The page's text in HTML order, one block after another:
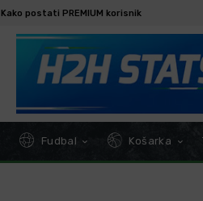
Kako postati PREMIUM korisnik
Fudbal Košarka